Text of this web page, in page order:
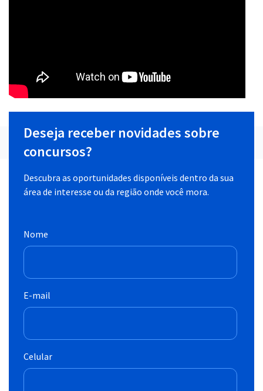
Deseja receber novidades sobre
concursos?
Descubra as oportunidades disponíveis dentro da sua
área de interesse ou da região onde você mora.
Nome
E-mail
Celular